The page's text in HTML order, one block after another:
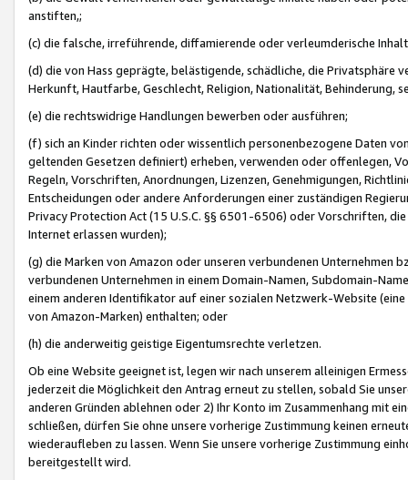
anstiften,;
(c) die falsche, irreführende, diffamierende oder verleumderische
(d) die von Hass geprägte, belästigende, schädliche, die Privatsphäre
Herkunft, Hautfarbe, Geschlecht, Religion, Nationalität, Behinderung,
(e) die rechtswidrige Handlungen bewerben oder ausführen;
(f) sich an Kinder richten oder wissentlich personenbezogene Daten
geltenden Gesetzen definiert) erheben, verwenden oder offenlegen,
Regeln, Vorschriften, Anordnungen, Lizenzen, Genehmigungen,
Entscheidungen oder andere Anforderungen einer zuständigen
Privacy Protection Act (15 U.S.C. §§ 6501-6506) oder Vorschriften,
Internet erlassen wurden);
(g) die Marken von Amazon oder unseren verbundenen Unternehmen
verbundenen Unternehmen in einem Domain-Namen, Subdomain-
einem anderen Identifikator auf einer sozialen Netzwerk-Website
von Amazon-Marken) enthalten; oder
(h) die anderweitig geistige Eigentumsrechte verletzen.
Ob eine Website geeignet ist, legen wir nach unserem alleinigen
jederzeit die Möglichkeit den Antrag erneut zu stellen, sobald Sie
anderen Gründen ablehnen oder 2) Ihr Konto im Zusammenhang mit
schließen, dürfen Sie ohne unsere vorherige Zustimmung keinen
wiederaufleben zu lassen. Wenn Sie unsere vorherige Zustimmung
bereitgestellt wird.